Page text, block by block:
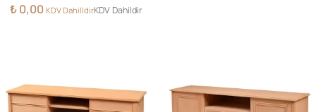
₺0,00 KDV DahilldirKDV Dahildir